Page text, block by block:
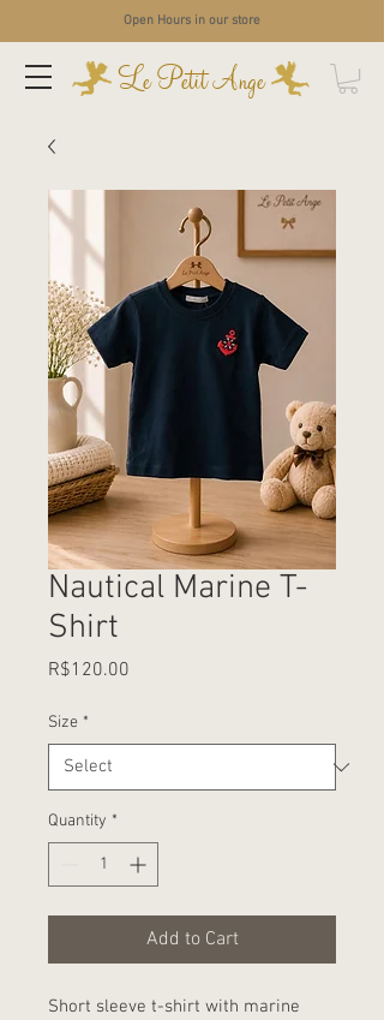
Open Hours in our store
Le Petit Ange
Nautical Marine T-
Shirt
R$120.00
Size *
Quantity *
Add to Cart
Short sleeve t-shirt with marine